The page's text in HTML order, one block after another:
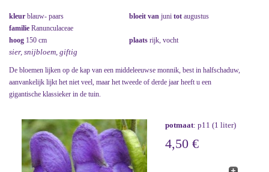
kleur blauw- paars bloeit van juni tot augustus
familie Ranunculaceae
hoog 150 cm plaats rijk, vocht
sier, snijbloem, giftig
De bloemen lijken op de kap van een middeleeuwse monnik, best in halfschaduw,
aanvankelijk lijkt het niet veel, maar het tweede of derde jaar heeft u een
gigantische klassieker in de tuin.
potmaat: p11 (1 liter)
4,50 €